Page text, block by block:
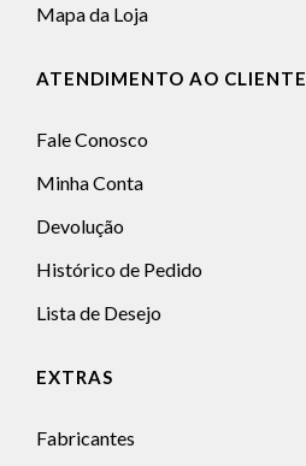
Mapa da Loja
ATENDIMENTO AO CLIENTE
Fale Conosco
Minha Conta
Devolução
Histórico de Pedido
Lista de Desejo
EXTRAS
Fabricantes